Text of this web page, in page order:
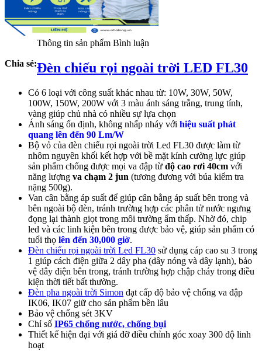
Chia sẻ:
Thông tin sản phẩm Bình luận
Đèn chiếu rọi ngoài trời LED FL30
Có 6 loại với công suất khác nhau từ: 10W, 30W, 50W,
100W, 150W, 200W với 3 màu ánh sáng trắng, trung tính,
vàng giúp chủ nhà có nhiều sự lựa chọn
Ánh sáng ổn định, không nhấp nháy với hiệu suất phát
quang lên đến 90 Lm/W
Bộ vỏ của đèn chiếu rọi ngoài trời Led FL30 được làm từ
nhôm nguyên khối kết hợp với bề mặt kính cường lực giúp
sản phẩm chống được mọi va đập từ độ cao rơi 40cm với
năng lượng va chạm 2 jun (tương đương với búa kiểm tra
nặng 500g).
Van cân bằng áp suất để giúp cân bằng áp suất bên trong và
bên ngoài bộ đèn, tránh trường hợp các phân tử nước ngưng
đọng lại thành giọt trong môi trường ẩm thấp. Nhờ đó, chip
led và các linh kiện bên trong được bảo vệ, giúp sản phẩm có
tuổi thọ lên đến 30,000 giờ.
Đèn chiếu rọi ngoài trời Led FL30 sử dụng cáp cao su 3 trong
1 giúp cách điện giữa 2 dây pha (dây nóng và dây lạnh), bảo
vệ dây điện bên trong, tránh trường hợp chập cháy trong điều
kiện thời tiết bất thường.
Đèn pha ngoài trời Simon đạt cấp độ bảo vệ chống va đập
IK06, IK07 giữ cho sản phẩm bền lâu
Bảo vệ chống sét 3KV
Chỉ số IP65 chống nước, chống bụi
Thiết kế hiện đại với giá đỡ điều chỉnh góc xoay 300 độ linh
hoạt